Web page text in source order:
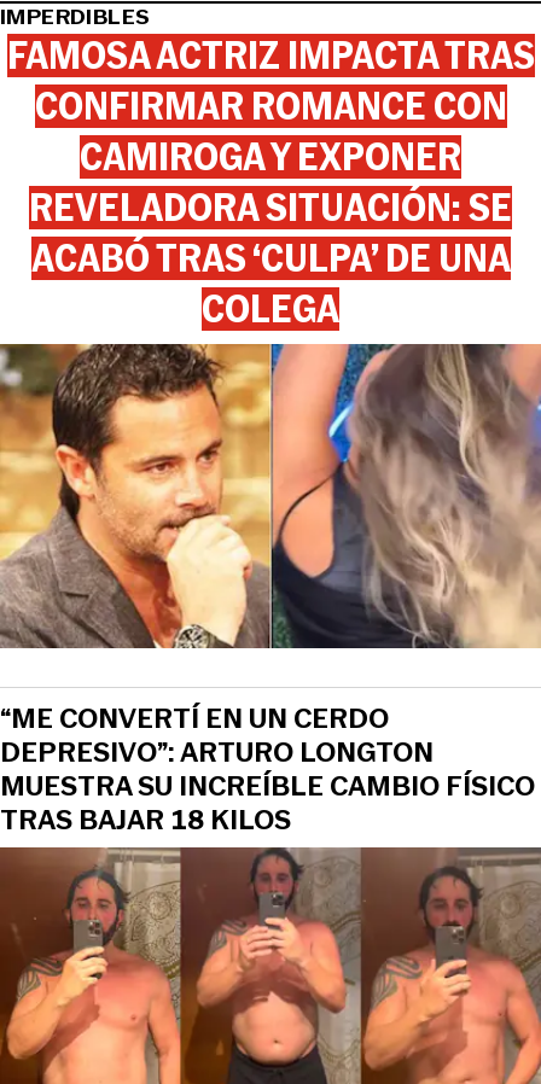
IMPERDIBLES
FAMOSA ACTRIZ IMPACTA TRAS
CONFIRMAR ROMANCE CON
CAMIROGA Y EXPONER
REVELADORA SITUACIÓN: SE
ACABÓ TRAS ‘CULPA’ DE UNA
COLEGA
“ME CONVERTÍ EN UN CERDO
DEPRESIVO”: ARTURO LONGTON
MUESTRA SU INCREÍBLE CAMBIO FÍSICO
TRAS BAJAR 18 KILOS